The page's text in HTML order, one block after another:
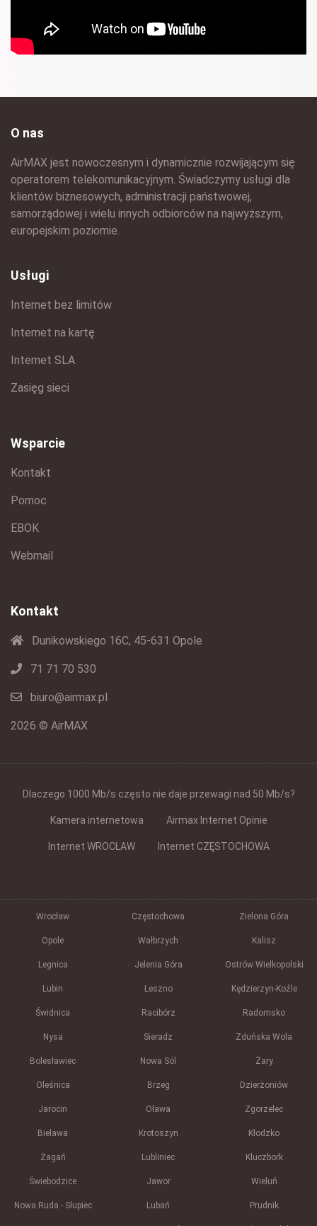
O nas
AirMAX jest nowoczesnym i dynamicznie rozwijającym się
operatorem telekomunikacyjnym. Świadczymy usługi dla
klientów biznesowych, administracji państwowej,
samorządowej i wielu innych odbiorców na najwyższym,
europejskim poziomie.
Usługi
Internet bez limitów
Internet na kartę
Internet SLA
Zasięg sieci
Wsparcie
Kontakt
Pomoc
EBOK
Webmail
Kontakt
Dunikowskiego 16C, 45-631 Opole
71 71 70 530
biuro@airmax.pl
2026 © AirMAX
Dlaczego 1000 Mb/s często nie daje przewagi nad 50 Mb/s?
Kamera internetowa Airmax Internet Opinie
Internet WROCŁAW Internet CZĘSTOCHOWA
Wrocław Częstochowa Zielona Góra
Opole Wałbrzych Kalisz
Legnica Jelenia Góra Ostrów Wielkopolski
Lubin Leszno Kędzierzyn-Koźle
Świdnica Racibórz Radomsko
Nysa Sieradz Zduńska Wola
Bolesławiec Nowa Sól Żary
Oleśnica Brzeg Dzierżoniów
Jarocin Oława Zgorzelec
Bielawa Krotoszyn Kłodzko
Żagań Lubliniec Kluczbork
Świebodzice Jawor Wieluń
Nowa Ruda - Słupiec Lubań Prudnik